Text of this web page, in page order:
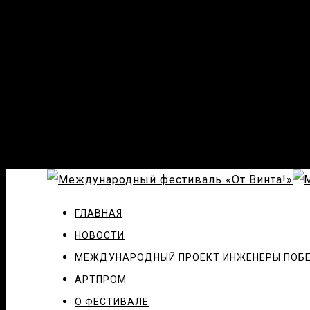
ГЛАВНАЯ
НОВОСТИ
МЕЖДУНАРОДНЫЙ ПРОЕКТ ИНЖЕНЕРЫ
АРТПРОМ
О ФЕСТИВАЛЕ